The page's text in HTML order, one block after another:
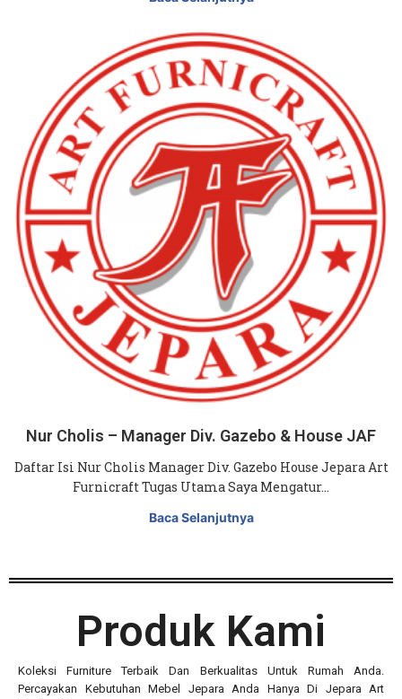
Nur Cholis – Manager Div. Gazebo & House JAF
Daftar Isi Nur Cholis Manager Div. Gazebo House Jepara Art
Furnicraft Tugas Utama Saya Mengatur…
Baca Selanjutnya
Produk Kami
Koleksi Furniture Terbaik Dan Berkualitas Untuk Rumah Anda.
Percayakan Kebutuhan Mebel Jepara Anda Hanya Di Jepara Art